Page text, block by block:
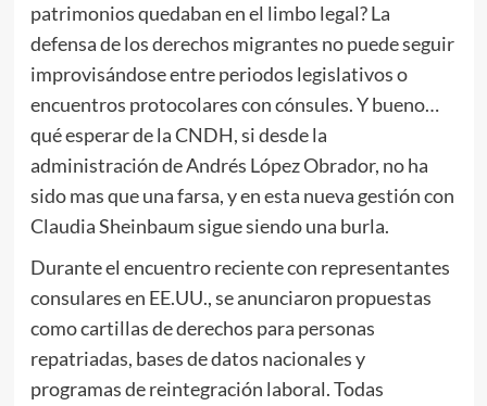
patrimonios quedaban en el limbo legal? La
defensa de los derechos migrantes no puede seguir
improvisándose entre periodos legislativos o
encuentros protocolares con cónsules. Y bueno…
qué esperar de la CNDH, si desde la
administración de Andrés López Obrador, no ha
sido mas que una farsa, y en esta nueva gestión con
Claudia Sheinbaum sigue siendo una burla.
Durante el encuentro reciente con representantes
consulares en EE.UU., se anunciaron propuestas
como cartillas de derechos para personas
repatriadas, bases de datos nacionales y
programas de reintegración laboral. Todas